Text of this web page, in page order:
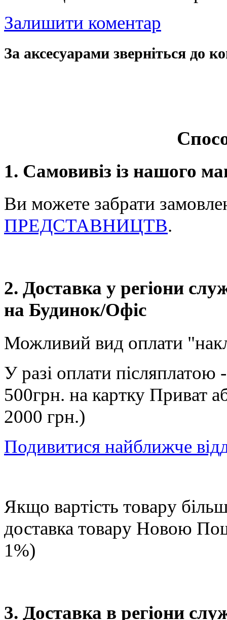
Залишити коментар
За аксесуарами зверніться до
1. Самовивіз із нашого
Ви можете забрати
ПРЕДСТАВНИЦТВ.
2. Доставка у регіони
на Будинок/Офіс
Можливий вид оплати
У разі оплати післяплатою
500грн. на картку Приват
2000 грн.)
Подивитися найближче
Якщо вартість товару
доставка товару Новою
1%)
3. Доставка в регіони